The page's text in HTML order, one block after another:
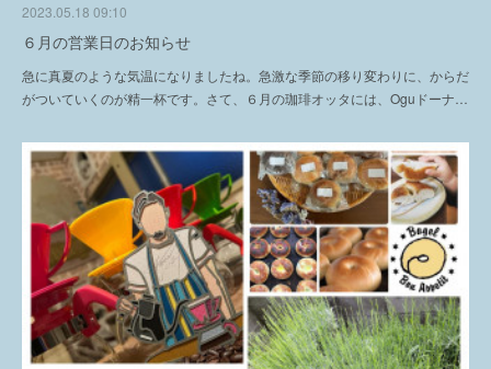
2023.05.18 09:10
６月の営業日のお知らせ
急に真夏のような気温になりましたね。急激な季節の移り変わりに、からだ
がついていくのが精一杯です。さて、６月の珈琲オッタには、Oguドーナ…